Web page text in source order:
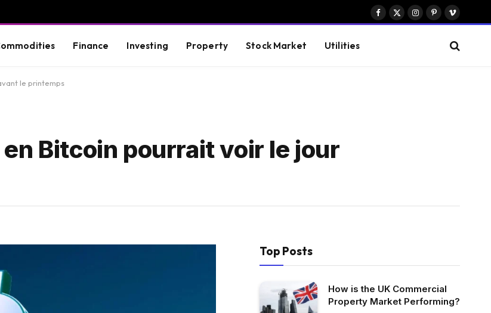
Facebook
X
Instagram
PinterestVimeo
Finance Investing Property Stock Market Utilities
le printemps
Bitcoin pourrait voir le jour
Top Posts
How is the UK Commercial
Property Market Performing?